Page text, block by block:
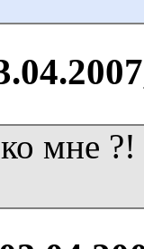
мне ?!